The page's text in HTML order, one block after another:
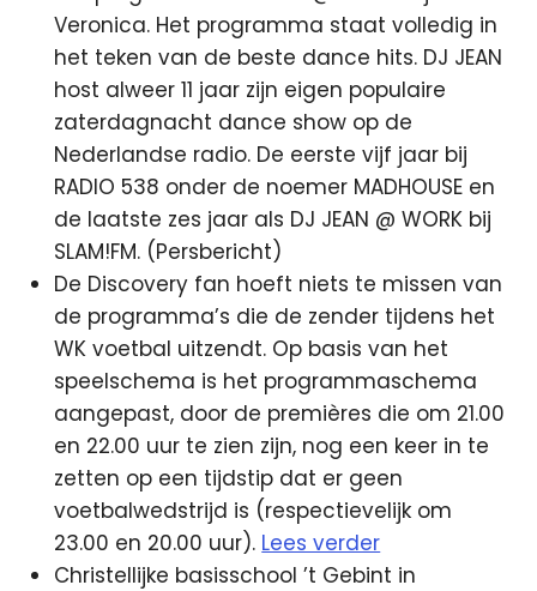
Veronica. Het programma staat volledig in
het teken van de beste dance hits. DJ JEAN
host alweer 11 jaar zijn eigen populaire
zaterdagnacht dance show op de
Nederlandse radio. De eerste vijf jaar bij
RADIO 538 onder de noemer MADHOUSE en
de laatste zes jaar als DJ JEAN @ WORK bij
SLAM!FM. (Persbericht)
De Discovery fan hoeft niets te missen van
de programma’s die de zender tijdens het
WK voetbal uitzendt. Op basis van het
speelschema is het programmaschema
aangepast, door de premières die om 21.00
en 22.00 uur te zien zijn, nog een keer in te
zetten op een tijdstip dat er geen
voetbalwedstrijd is (respectievelijk om
23.00 en 20.00 uur). Lees verder
Christellijke basisschool ’t Gebint in